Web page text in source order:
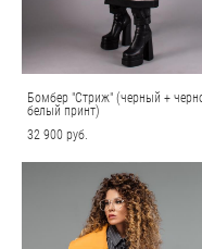
Бомбер "Стриж" (черный +
белый принт)
32 900 pуб.